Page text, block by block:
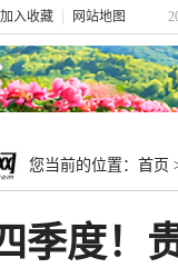
加入收藏 网站地图
您当前的位置： 首页
季度！